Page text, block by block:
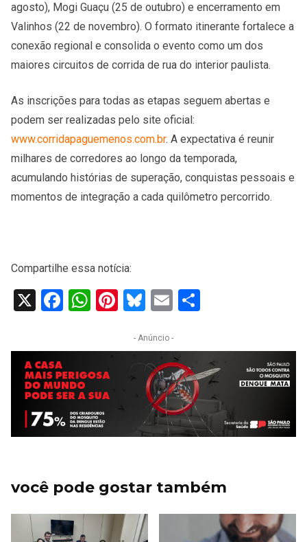
agosto), Mogi Guaçu (25 de outubro) e encerramento em
Valinhos (22 de novembro). O formato itinerante fortalece a
conexão regional e consolida o evento como um dos
maiores circuitos de corrida de rua do interior paulista.
As inscrições para todas as etapas seguem abertas e
podem ser realizadas pelo site oficial:
www.corridapaguemenos.com.br. A expectativa é reunir
milhares de corredores ao longo da temporada,
acumulando histórias de superação, conquistas pessoais e
momentos de integração a cada quilômetro percorrido.
Compartilhe essa notícia:
X Facebook
WhatsApp
Pinterest
Bluesky
Email
- Anúncio -
você pode gostar também